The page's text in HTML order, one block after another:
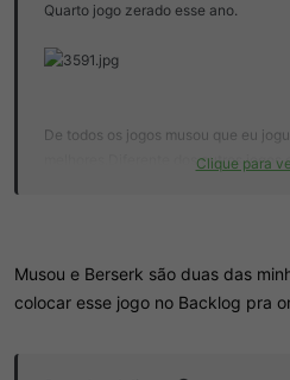
c
Quarto jogo zerado esse ano.
De todos os jogos musou que eu
melhores.Diferente dos outros jogos
As primeiras fases, tem as
depois todas são com a engine do
Clique para
Musou e Berserk são duas das
colocar esse jogo no Backlog pra